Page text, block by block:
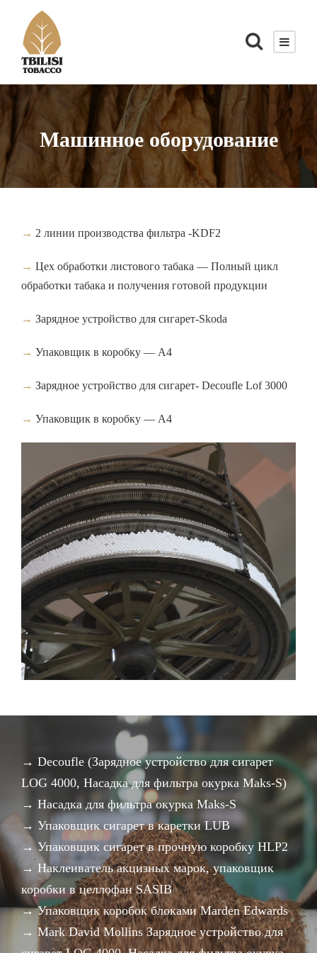
Машинное оборудование
→ 2 линии производства фильтра -KDF2
→ Цех обработки листового табака — Полный цикл
обработки табака и получения готовой продукции
→ Зарядное устройство для сигарет-Skoda
→ Упаковщик в коробку — A4
→ Зарядное устройство для сигарет- Decoufle Lof 3000
→ Упаковщик в коробку — A4
→ Decoufle (Зарядное устройство для сигарет
LOG 4000, Насадка для фильтра окурка Maks-S)
→ Насадка для фильтра окурка Maks-S
→ Упаковщик сигарет в каретки LUB
→ Упаковщик сигарет в прочную коробку HLP2
→ Наклеиватель акцизных марок, упаковщик
коробки в целлофан SASIB
→ Упаковщик коробок блоками Marden Edwards
→ Mark David Mollins Зарядное устройство для